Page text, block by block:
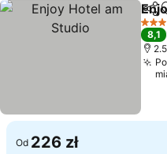
3
8,1
Od 226 zł